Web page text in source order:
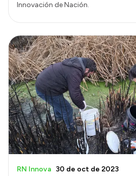
Innovación de Nación.
RN Innova 30 de oct de 2023